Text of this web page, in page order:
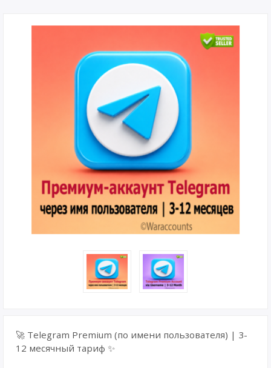
🚀 Telegram Premium (по имени пользователя) | 3-
12 месячный тариф ✨